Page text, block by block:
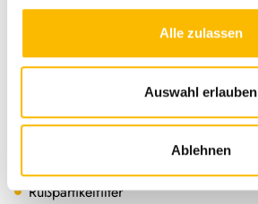
Alle zulassen
Auswahl erlauben
Ablehnen
Lederlenkrad
ABS
Rußpartikelfilter